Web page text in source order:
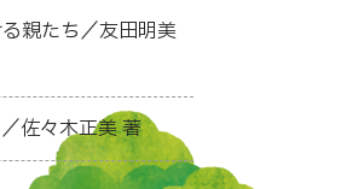
親たち／友田明美
佐々木正美 著